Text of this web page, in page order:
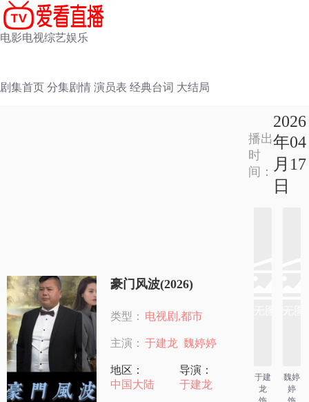
电影电视综艺娱乐
剧集首页 分集剧情 演员表 经典台词 大结局
豪门风波(2026)
类型： 电视剧,都市
主演： 于建龙 魏婷婷
地区：
中国大陆
导演：
于建龙
播出
时
间：
2026
年04
月17
日
于建
龙
魏婷
婷